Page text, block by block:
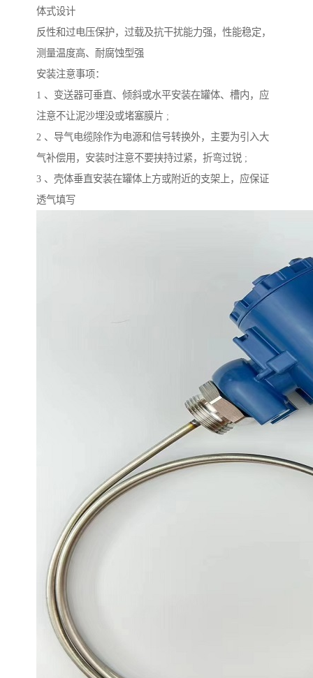
体式设计
反性和过电压保护，过载及抗干扰能力强，性能稳定，
测量温度高、耐腐蚀型强
安装注意事项：
1 、变送器可垂直、倾斜或水平安装在罐体、槽内，应
注意不让泥沙埋没或堵塞膜片 ;
2 、导气电缆除作为电源和信号转换外，主要为引入大
气补偿用，安装时注意不要挟持过紧，折弯过锐 ;
3 、壳体垂直安装在罐体上方或附近的支架上，应保证
透气填写